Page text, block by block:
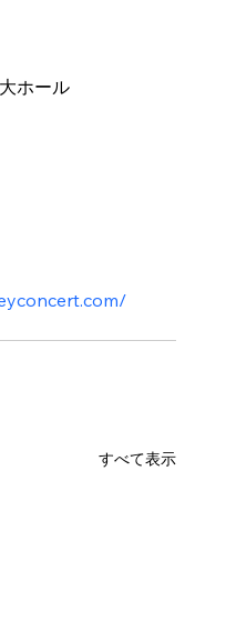
ホール
すべて表示